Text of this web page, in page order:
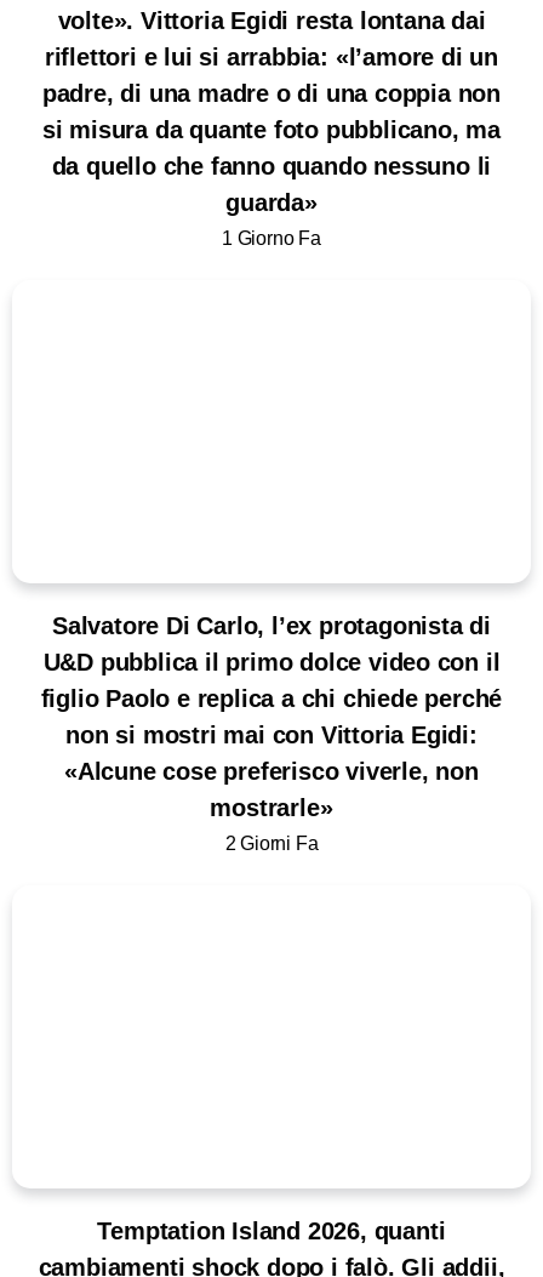
volte». Vittoria Egidi resta lontana dai
riflettori e lui si arrabbia: «l’amore di un
padre, di una madre o di una coppia non
si misura da quante foto pubblicano, ma
da quello che fanno quando nessuno li
guarda»
1 Giorno Fa
Salvatore Di Carlo, l’ex protagonista di
U&D pubblica il primo dolce video con il
figlio Paolo e replica a chi chiede perché
non si mostri mai con Vittoria Egidi:
«Alcune cose preferisco viverle, non
mostrarle»
2 Giorni Fa
Temptation Island 2026, quanti
cambiamenti shock dopo i falò. Gli addii,